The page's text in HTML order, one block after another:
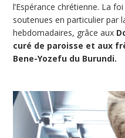
l’Espérance chrétienne. La
soutenues en particulier par
hebdomadaires, grâce aux
curé de paroisse et aux
Bene-Yozefu du Burundi.